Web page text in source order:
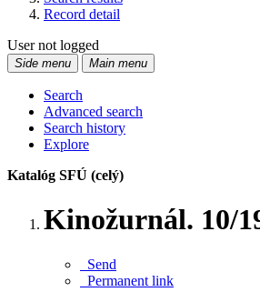
Record detail
User not logged
Side menu Main menu
Search
Advanced search
Search history
Explore
Katalóg SFÚ (celý)
Kinožurnál. 10/
Send
Permanent link